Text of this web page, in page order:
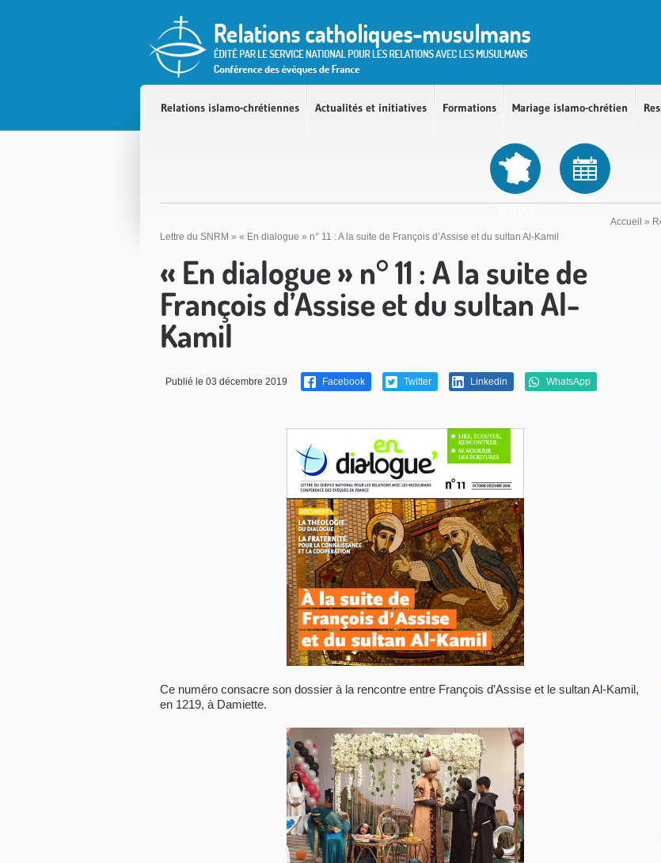
Relations islamo-chrétiennes Actualités et initiatives Formations Mariage islamo-chrétien
LES
AGENDA
Accueil »
Lettre du SNRM » « En dialogue » n° 11 : A la suite de François d’Assise et du sultan Al-Kamil
« En dialogue » n° 11 : A la suite de
François d’Assise et du sultan Al-
Kamil
Publié le 03 décembre 2019 Facebook Twitter Linkedin WhatsApp
Ce numéro consacre son dossier à la rencontre entre François d’Assise et le sultan Al-Kamil,
en 1219, à Damiette.